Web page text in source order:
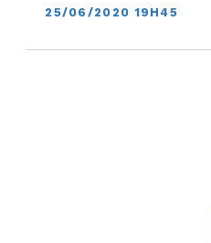
25/06/2020 19H45